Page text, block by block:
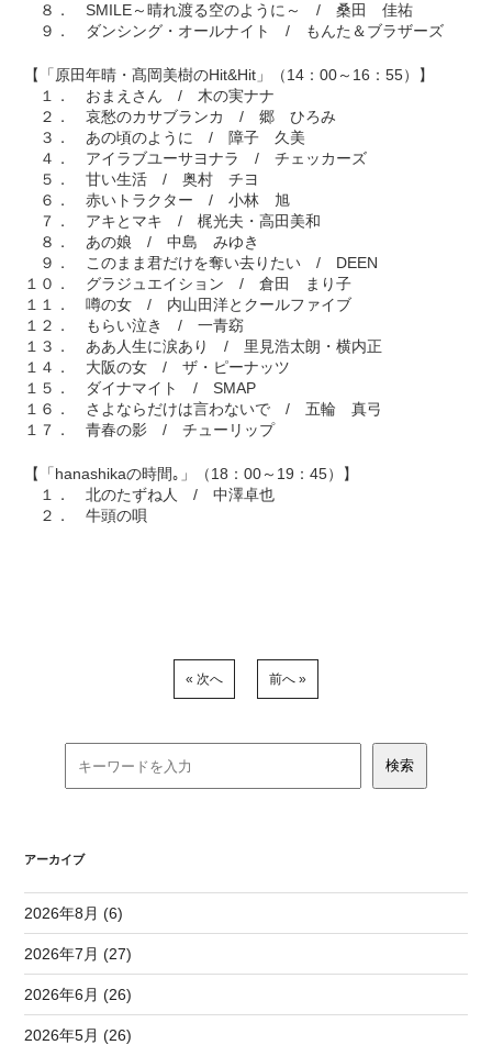
８． SMILE～晴れ渡る空のように～ / 桑田 佳祐
９． ダンシング・オールナイト / もんた＆ブラザーズ
【「原田年晴・髙岡美樹のHit&Hit」（14：00～16：55）】
１． おまえさん / 木の実ナナ
２． 哀愁のカサブランカ / 郷 ひろみ
３． あの頃のように / 障子 久美
４． アイラブユーサヨナラ / チェッカーズ
５． 甘い生活 / 奥村 チヨ
６． 赤いトラクター / 小林 旭
７． アキとマキ / 梶光夫・高田美和
８． あの娘 / 中島 みゆき
９． このまま君だけを奪い去りたい / DEEN
１０． グラジュエイション / 倉田 まり子
１１． 噂の女 / 内山田洋とクールファイブ
１２． もらい泣き / 一青窈
１３． ああ人生に涙あり / 里見浩太朗・横内正
１４． 大阪の女 / ザ・ピーナッツ
１５． ダイナマイト / SMAP
１６． さよならだけは言わないで / 五輪 真弓
１７． 青春の影 / チューリップ
【「hanashikaの時間｡」（18：00～19：45）】
１． 北のたずね人 / 中澤卓也
２． 牛頭の唄
« 次へ 前へ »
アーカイブ
2026年8月 (6)
2026年7月 (27)
2026年6月 (26)
2026年5月 (26)